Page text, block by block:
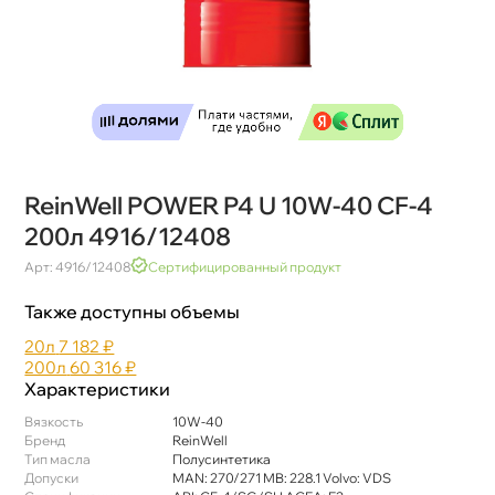
ReinWell POWER P4 U 10W-40 CF-4
200л 4916/12408
Арт: 4916/12408 Сертифицированный продукт
Также доступны объемы
20л 7 182 ₽
200л 60 316 ₽
Характеристики
язкость
10W-40
Бренд
ReinWell
Тип масла
Полусинтетика
Допуски
MAN: 270/271 MB: 228.1 Volvo: VDS